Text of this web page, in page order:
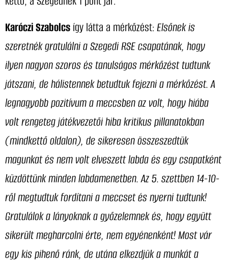
Karóczi Szabolcsígy látta a mérkőzést:Elsőnek is
szeretnék gratulálni a Szegedi RSE csapatának, hogy
ilyen nagyon szoros és tanulságos mérkőzést tudtunk
játszani, de hálistennek betudtuk fejezni a mérkőzést. A
legnagyobb pozitívum a meccsben az volt, hogy hiába
volt rengeteg játékvezetői hiba kritikus pillanatokban
(mindkettő oldalon), de sikeresen összeszedtük
magunkat és nem volt elveszett labda és egy csapatként
küzdöttünk minden labdamenetben. Az 5. szettben 14-10-
ről megtudtuk fordítani a meccset és nyerni tudtunk!
Gratulálok a lányoknak a győzelemnek és, hogy együtt
sikerült megharcolni érte, nem egyénenként! Most vár
egy kis pihenő ránk, de utána elkezdjük a munkát a